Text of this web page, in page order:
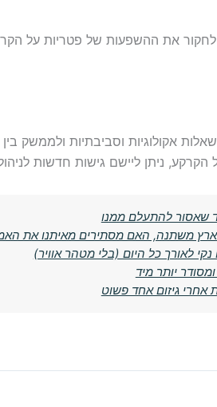
לחקור את ההשפעות של פטריות על
אקולוגיות וסביבתיות ולממשק בין
ניתן ליישם גישות חדשות
שאסור להתעלם ממנו
משתנה, האם מסתירים מאיתנו את
לאורך כל היום (בלי מטהר אוויר)
יותר מיד
אחרי גיזום אחד פשוט